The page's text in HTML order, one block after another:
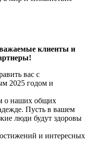
клиенты и
вас с
2025 годом и
о наших общих
Пусть в вашем
люди будут здоровы
и интересных